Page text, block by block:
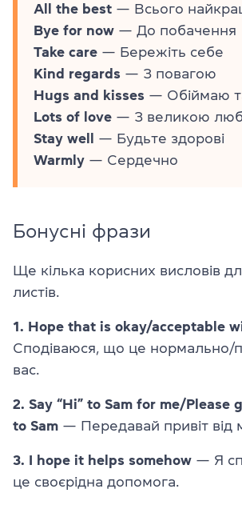
All the best — Всього
Bye for now — До побачення
Take care — Бережіть себе
Kind regards — З повагою
Hugs and kisses — Обіймаю
Lots of love — З великою
Stay well
— Будьте здорові
Warmly — Сердечно
Бонусні фрази
Ще кілька корисних висловів
листів.
1. Hope that is okay/acceptable
Сподіваюся, що це нормально/
вас.
2. Say “Hi” to Sam for me/Please
to Sam — Передавай привіт від
3. I hope it helps somehow — Я
це своєрідна допомога.